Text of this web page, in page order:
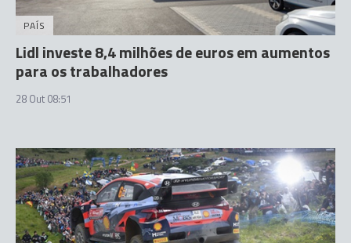
PAÍS
Lidl investe 8,4 milhões de euros em aumentos
para os trabalhadores
28 Out 08:51